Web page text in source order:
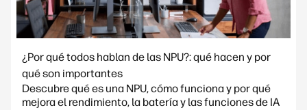
¿Por qué todos hablan de las NPU?: qué hacen y por
qué son importantes
Descubre qué es una NPU, cómo funciona y por qué
mejora el rendimiento, la batería y las funciones de IA